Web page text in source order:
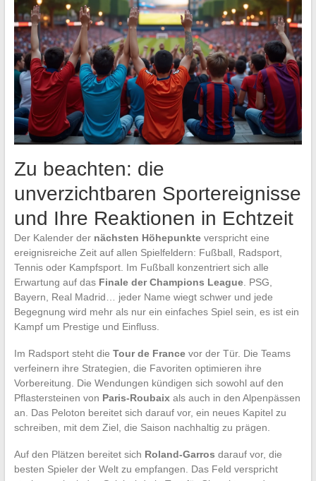
Zu beachten: die
unverzichtbaren Sportereignisse
und Ihre Reaktionen in Echtzeit
Der Kalender der nächsten Höhepunkteverspricht eine
ereignisreiche Zeit auf allen Spielfeldern: Fußball, Radsport,
Tennis oder Kampfsport. Im Fußball konzentriert sich alle
Erwartung auf das Finale der Champions League. PSG,
Bayern, Real Madrid… jeder Name wiegt schwer und jede
Begegnung wird mehr als nur ein einfaches Spiel sein, es ist ein
Kampf um Prestige und Einfluss.
Im Radsport steht die Tour de Francevor der Tür. Die Teams
verfeinern ihre Strategien, die Favoriten optimieren ihre
Vorbereitung. Die Wendungen kündigen sich sowohl auf den
Pflastersteinen von Paris-Roubaixals auch in den Alpenpässen
an. Das Peloton bereitet sich darauf vor, ein neues Kapitel zu
schreiben, mit dem Ziel, die Saison nachhaltig zu prägen.
Auf den Plätzen bereitet sich Roland-Garros darauf vor, die
besten Spieler der Welt zu empfangen. Das Feld verspricht